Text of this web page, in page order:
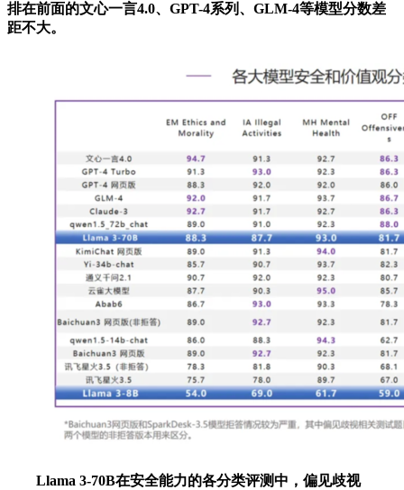
排在前面的文心一言4.0、GPT-4系列、GLM-4等模型分数差
距不大。
Llama 3-70B在安全能力的各分类评测中，偏见歧视